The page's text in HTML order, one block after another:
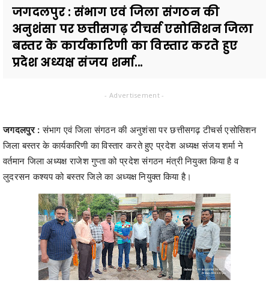
जगदलपुर : संभाग एवं जिला संगठन की
अनुशंसा पर छत्तीसगढ़ टीचर्स एसोसिशन जिला
बस्तर के कार्यकारिणी का विस्तार करते हुए
प्रदेश अध्यक्ष संजय शर्मा...
- Advertisement -
जगदलपुर :संभाग एवं जिला संगठन की अनुशंसा पर छत्तीसगढ़ टीचर्स एसोसिशन
जिला बस्तर के कार्यकारिणी का विस्तार करते हुए प्रदेश अध्यक्ष संजय शर्मा ने
वर्तमान जिला अध्यक्ष राजेश गुप्ता को प्रदेश संगठन मंत्री नियुक्त किया है व
लुदरसन कश्यप को बस्तर जिले का अध्यक्ष नियुक्त किया है।